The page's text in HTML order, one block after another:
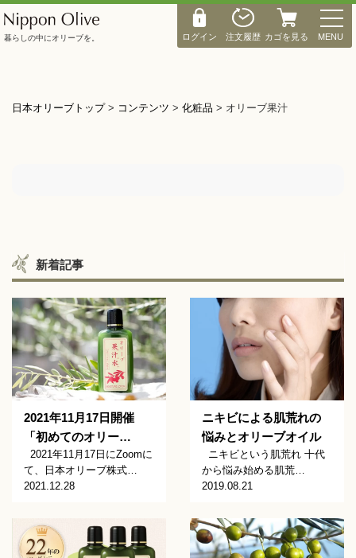
ログイン 注文履歴 カゴを見る
M
E
N
MENU
暮らしの中にオリーブを。
日本オリーブトップ> コンテンツ > 化粧品 > オリーブ果汁
新着記事
2021年11月17日開催
「初めてのオリー…
2021年11月17日にZoomに
て、日本オリーブ株式…
2021.12.28
ニキビによる肌荒れの
悩みとオリーブオイル
ニキビという肌荒れ 十代
から悩み始める肌荒…
2019.08.21